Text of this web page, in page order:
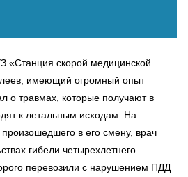
скорой медицинской
имеющий огромный опыт
о травмах, которые получают в
к летальным исходам. На
в его смену, врач
гибели четырехлетнего
перевозили с нарушением ПДД